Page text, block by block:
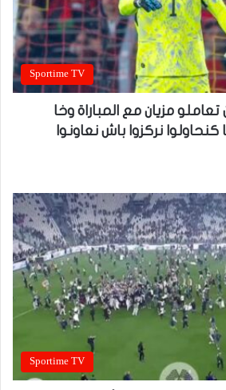
Sportime TV
تعاملو مزيان مع المباراة وخا
نركزوا باش نعاونوا
Sportime TV